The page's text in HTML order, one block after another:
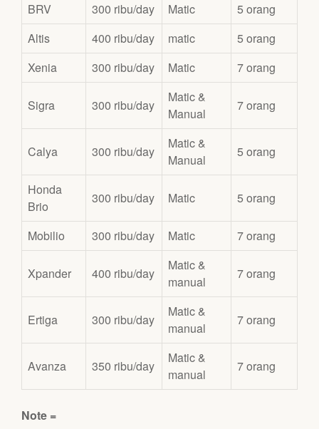
BRV 300 ribu/day Matic
5 orang
Altis
400 ribu/day matic
5 orang
Xenia
300 ribu/day Matic 7 orang
Sigra 300 ribu/day
Matic &
Manual
7 orang
Calya 300 ribu/day
Matic &
Manual
5 orang
Honda
Brio
300 ribu/day Matic 5 orang
Mobilio 300 ribu/day Matic 7 orang
Xpander 400 ribu/day
Matic &
manual
7 orang
Ertiga 300 ribu/day
Matic &
manual
7 orang
Avanza 350 ribu/day
Matic &
manual
7 orang
Note =